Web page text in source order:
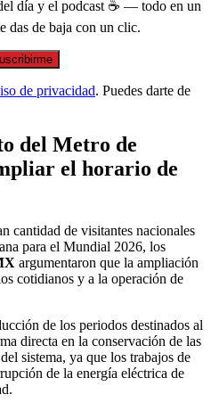
día y el podcast ☕ — todo en un
das de baja con un clic.
de privacidad. Puedes darte de
del Metro de
el horario de
cantidad de visitantes nacionales
para el Mundial 2026, los
argumentaron que la ampliación
cotidianos y a la operación de
de los periodos destinados al
directa en la conservación de las
sistema, ya que los trabajos de
de la energía eléctrica de